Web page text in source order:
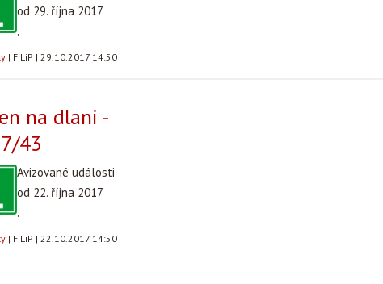
od 29. října 2017
.
| FiLiP | 29.10.2017 14:50
na dlani -
43
Avizované události
od 22. října 2017
.
| FiLiP | 22.10.2017 14:50